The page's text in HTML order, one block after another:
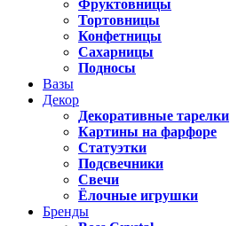
Фруктовницы
Тортовницы
Конфетницы
Сахарницы
Подносы
Вазы
Декор
Декоративные тарелки
Картины на фарфоре
Статуэтки
Подсвечники
Свечи
Ёлочные игрушки
Бренды